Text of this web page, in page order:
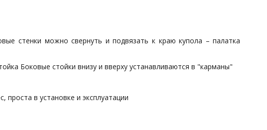
стенки можно свернуть и подвязать к краю купола – палатка
Боковые стойки внизу и вверху устанавливаются в "карманы"
в установке и эксплуатации